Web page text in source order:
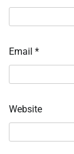
Email *
Website